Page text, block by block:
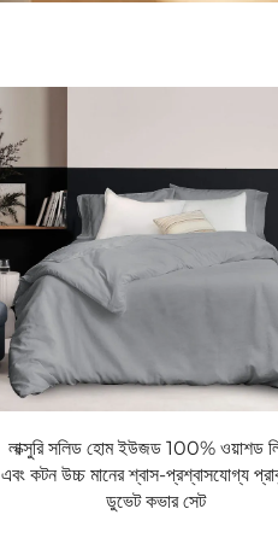
লাক্সুরি সলিড হোম ইউজড 100% ওয়াশড
এবং কটন উচ্চ মানের শ্বাস-প্রশ্বাসযোগ্য
ডুভেট কভার সেট